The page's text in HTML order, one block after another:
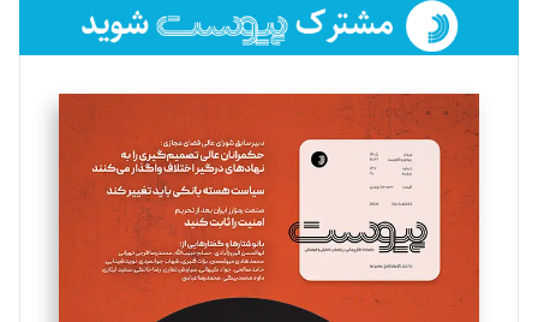
فائزه فتحی رستمی
تحریریه
سروش کرمیان
تحریریه
مینا پاکدل